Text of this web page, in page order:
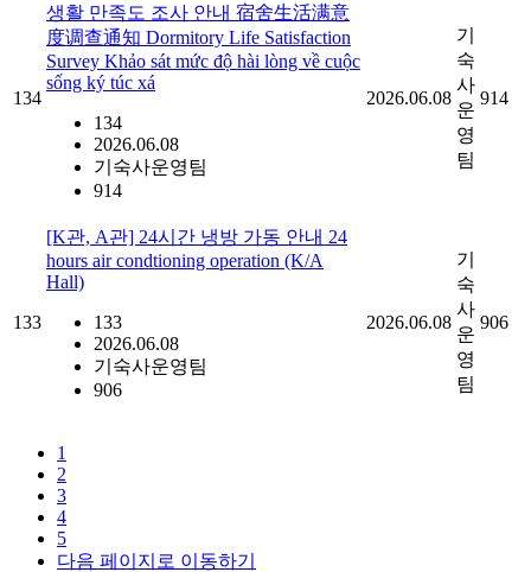
134
생활 만족도 조사 안내 宿舍生活满意
度调查通知 Dormitory Life Satisfaction
Survey Khảo sát mức độ hài lòng về cuộc
sống ký túc xá
134
2026.06.08
기숙사운영팀
914
2026.06.08
기
숙
사
운
영
팀
914
133
[K관, A관] 24시간 냉방 가동 안내 24
hours air condtioning operation (K/A
Hall)
133
2026.06.08
기숙사운영팀
906
2026.06.08
기
숙
사
운
영
팀
906
1
2
3
4
5
다음 페이지로 이동하기